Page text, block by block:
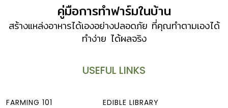
คู่มือการทำฟาร์มในบ้าน
สร้างแหล่งอาหารได้เองอย่างปลอดภัย ที่คุณทำตามเองได้
ทำง่าย ได้ผลจริง
USEFUL LINKS
FARMING 101
EDIBLE LIBRARY